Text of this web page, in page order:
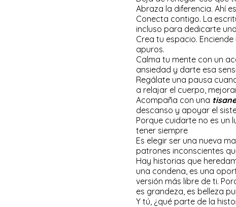
Abraza la diferencia. Ahí
Conecta contigo. La
incluso para dedicarte
Crea tu espacio.
apuros.
Calma tu mente con un
ansiedad y darte esa
Regálate una pausa
a relajar el cuerpo,
Acompaña con una
descanso y apoyar el
Porque cuidarte no es un
tener siempre
Es elegir ser una nueva
patrones inconscientes
Hay historias que
una condena, es una
versión más libre de ti.
es grandeza, es belleza
Y tú, ¿qué parte de la